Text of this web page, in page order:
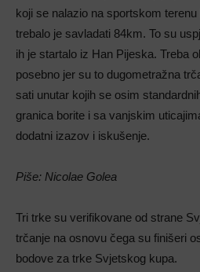
koji se nalazio na sportskom
trebalo je savladati 84km. To su
ih je startalo iz Han Pijeska. Treba
posebno jer su to dugometražna
sati unutar kojih se osim
granica borite i sa vanjskim
dodatni izazov i iskušenje.
Piše: Nicolae Golea
Tri trke su verifikovane od strane
trčanje na osnovu čega su finišeri
bodove za trke Svjetskog kupa.